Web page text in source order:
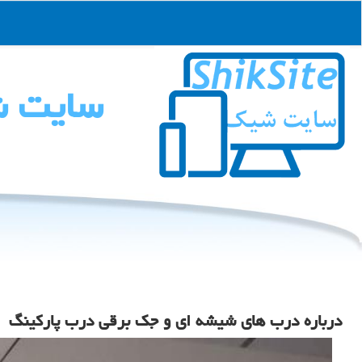
درباره درب های شیشه ای و جك برقی درب پاركینگ